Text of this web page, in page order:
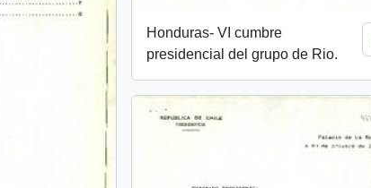
Honduras- VI cumbre
presidencial del grupo de Rio.